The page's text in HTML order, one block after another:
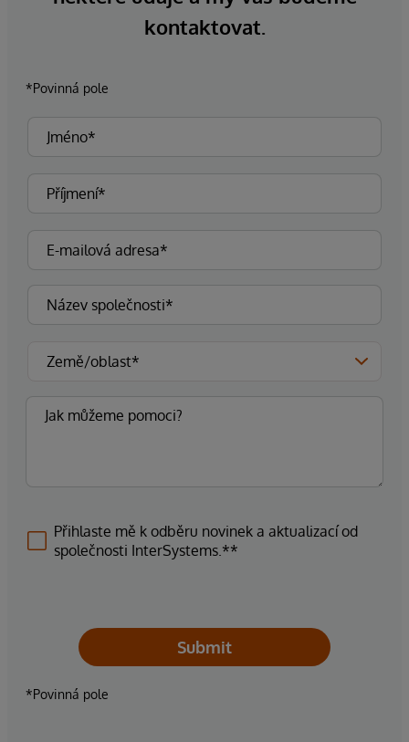
kontaktovat.
*Povinná pole
Přihlaste mě k odběru novinek a aktualizací od
společnosti InterSystems.**
Submit
*Povinná pole